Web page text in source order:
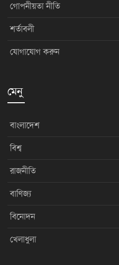
গোপনীয়তা নীতি
শর্তাবলী
যোগাযোগ করুন
মেনু
বাংলাদেশ
বিশ্ব
রাজনীতি
বাণিজ্য
বিনোদন
খেলাধুলা